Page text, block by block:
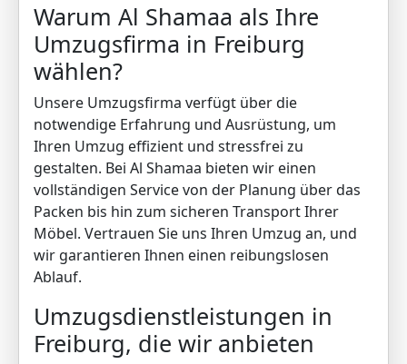
Warum Al Shamaa als Ihre
Umzugsfirma in Freiburg
wählen?
Unsere Umzugsfirma verfügt über die
notwendige Erfahrung und Ausrüstung, um
Ihren Umzug effizient und stressfrei zu
gestalten. Bei Al Shamaa bieten wir einen
vollständigen Service von der Planung über das
Packen bis hin zum sicheren Transport Ihrer
Möbel. Vertrauen Sie uns Ihren Umzug an, und
wir garantieren Ihnen einen reibungslosen
Ablauf.
Umzugsdienstleistungen in
Freiburg, die wir anbieten